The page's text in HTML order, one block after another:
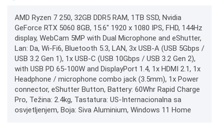
AMD Ryzen 7 250, 32GB DDR5 RAM, 1TB SSD, Nvidia
GeForce RTX 5060 8GB, 15.6" 1920 x 1080 IPS, FHD, 144Hz
display, WebCam 5MP with Dual Microphone and eShutter,
Lan: Da, Wi-Fi6, Bluetooth 5.3, LAN, 3x USB-A (USB 5Gbps /
USB 3.2 Gen 1), 1x USB-C (USB 10Gbps / USB 3.2 Gen 2),
with USB PD 65-100W and DisplayPort 1.4, 1x HDMI 2.1, 1x
Headphone / microphone combo jack (3.5mm), 1x Power
connector, eShutter Button, Battery: 60Whr Rapid Charge
Pro, Težina: 2.4kg, Tastatura: US-Internacionalna sa
osvjetljenjem, Boja: Siva Aluminium, Windows 11 Home